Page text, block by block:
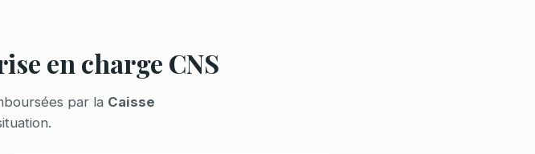
en charge CNS
par la Caisse